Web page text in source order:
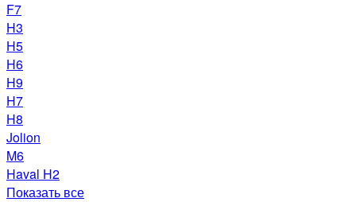
F7
H3
H5
H6
H9
H7
H8
Jolion
M6
Haval H2
Показать все